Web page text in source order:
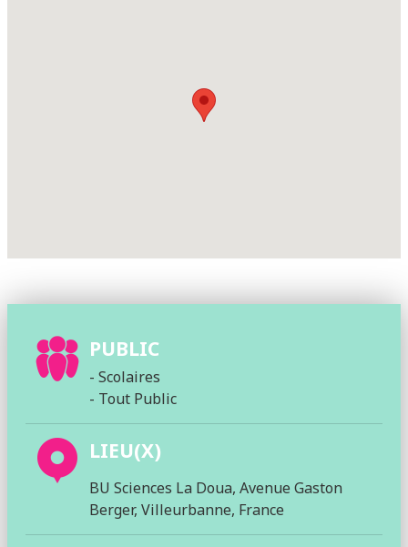
PUBLIC
- Scolaires
- Tout Public
LIEU(X)
BU Sciences La Doua, Avenue Gaston
Berger, Villeurbanne, France